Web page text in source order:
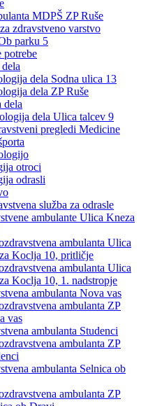
MDPŠ ZP Ruše
zdravstveno varstvo
parku 5
potrebe
dela Sodna ulica 13
dela ZP Ruše
dela
dela Ulica talcev 9
pregledi Medicine
otroci
odrasli
služba za odrasle
ambulante Ulica Kneza
ambulanta Ulica
Koclja 10, pritličje
ambulanta Ulica
Koclja 10, 1. nadstropje
ambulanta Nova vas
ambulanta ZP
vas
ambulanta Studenci
ambulanta ZP
ambulanta Selnica ob
ambulanta ZP